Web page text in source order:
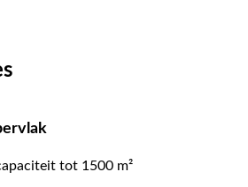
tot 1500 m²